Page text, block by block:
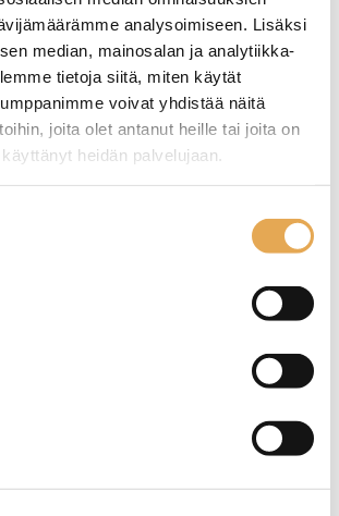
analysoimiseen. Lisäksi
median, mainosalan ja analytiikka-
tietoja siitä, miten käytät
voivat yhdistää näitä
joita olet antanut heille tai joita on
heidän palvelujaan.
Tarjoilulusikka muovi rei
´itetty
Tarjoilulusikka rei´itetty